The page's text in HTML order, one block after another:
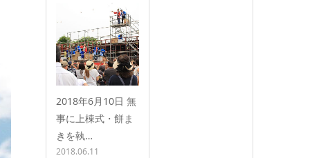
2018年6月10日 無
事に上棟式・餅ま
きを執…
2018.06.11